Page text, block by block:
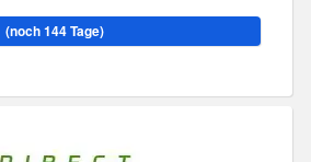
(noch 144 Tage)